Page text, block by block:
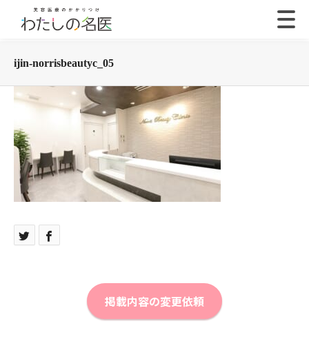
ijin-norrisbeautyc_05
掲載内容の変更依頼